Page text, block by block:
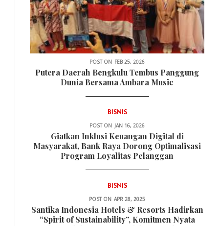
POST ON FEB 25, 2026
Putera Daerah Bengkulu Tembus Panggung
Dunia Bersama Ambara Music
BISNIS
POST ON JAN 16, 2026
Giatkan Inklusi Keuangan Digital di
Masyarakat, Bank Raya Dorong Optimalisasi
Program Loyalitas Pelanggan
BISNIS
POST ON APR 28, 2025
Santika Indonesia Hotels & Resorts Hadirkan
“Spirit of Sustainability”, Komitmen Nyata